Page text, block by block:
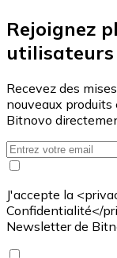
Rejoignez
utilisateurs
Recevez des
nouveaux
Bitnovo
J'accepte la
Confidentialité</
Newsletter de